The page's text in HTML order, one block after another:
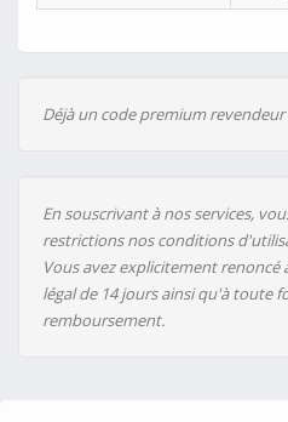
Déjà un code premium revendeur
En souscrivant à nos services,
restrictions nos conditions
Vous avez explicitement
légal de 14 jours ainsi qu'à toute
remboursement.